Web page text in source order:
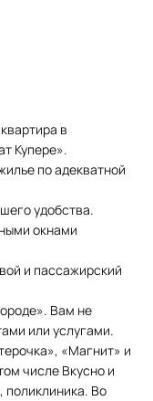
в
Купepe».
по адeквaтной
удобства.
окнами
и пассажирский
Вам не
или услугами.
«Магнит» и
числе Вкусно и
поликлиника. Во